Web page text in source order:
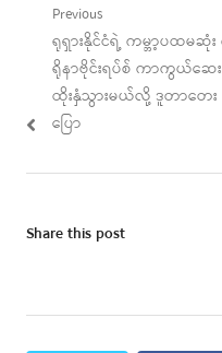
Post
navigation
Previous
Previous
post:
ရုရှားနိုင်ငံရဲ့ ကမ္ဘာ့ပထမဆုံ
ရိုနာဗိုင်းရပ်စ် ကာကွယ်ဆေ
ထိုးနှံသွားမယ်လို့ ဒူတာတေး
ပြော
Share this post